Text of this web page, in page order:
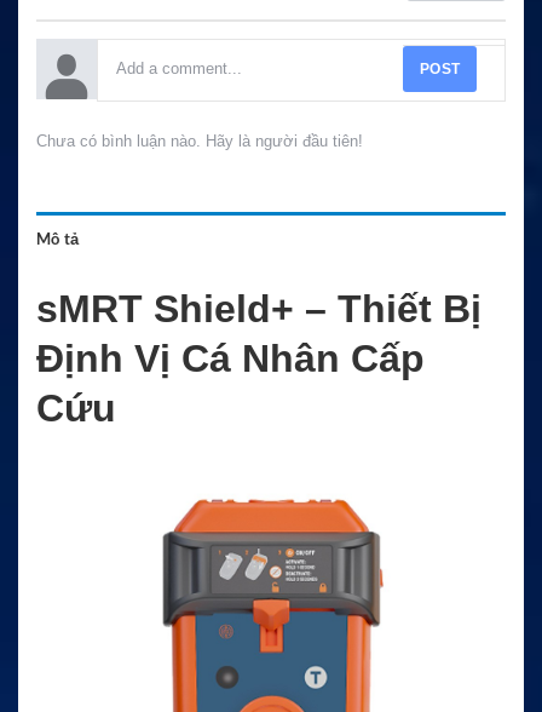
POST
Chưa có bình luận nào. Hãy là người đầu tiên!
Mô tả
sMRT Shield+ – Thiết Bị
Định Vị Cá Nhân Cấp
Cứu